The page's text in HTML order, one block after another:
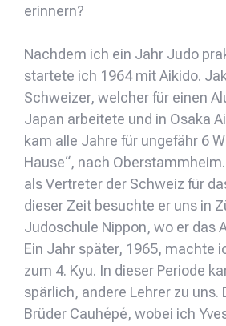
erinnern?
Nachdem ich ein Jahr Judo
startete ich 1964 mit Aikido.
Schweizer, welcher für einen
Japan arbeitete und in Osaka
kam alle Jahre für ungefähr 6
Hause“, nach Oberstammheim.
als Vertreter der Schweiz für
dieser Zeit besuchte er uns in
Judoschule Nippon, wo er das
Ein Jahr später, 1965, machte
zum 4. Kyu. In dieser Periode
spärlich, andere Lehrer zu uns.
Brüder Cauhépé, wobei ich